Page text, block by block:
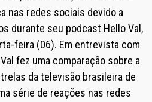
nas redes sociais devido a
durante seu podcast Hello Val,
feira (06). Em entrevista com
fez uma comparação sobre a
da televisão brasileira de
série de reações nas redes